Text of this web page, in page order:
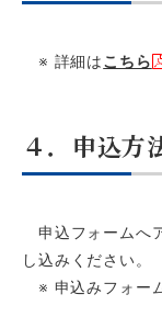
※ 詳細はこちら
４．申込方
申込フォームへ
し込みください。
※ 申込みフォー